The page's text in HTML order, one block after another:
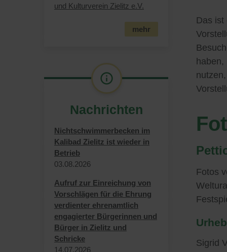
und Kulturverein Zielitz e.V.
mehr
Nachrichten
Nichtschwimmerbecken im
Kalibad Zielitz ist wieder in
Betrieb
03.​08.​2026
Aufruf zur Einreichung von
Vorschlägen für die Ehrung
verdienter ehrenamtlich
engagierter Bürgerinnen und
Bürger in Zielitz und
Schricke
14.​07.​2026
Das
Fotos
Sigrid